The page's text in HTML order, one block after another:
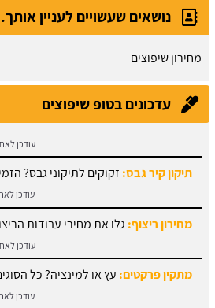
נושאים שעשויים לעניין
מחירון שיפוצים
עדכונים בטופ שיפוצים
זקוקים לתיקוני גבס?
עודכן
גלו את מחירי עבודות
עודכן
עץ או למינציה? כל
עודכן